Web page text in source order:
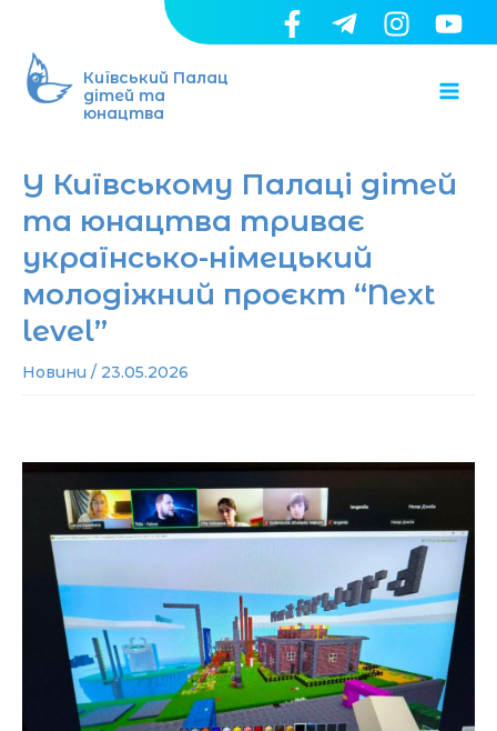
вмісту
Київський Палац
дітей та
юнацтва
У Київському Палаці дітей
та юнацтва триває
українсько-німецький
молодіжний проєкт “Next
level”
Новини / 23.05.2026